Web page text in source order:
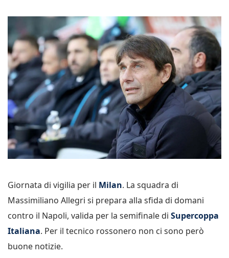
Giornata di vigilia per il Milan. La squadra di
Massimiliano Allegri si prepara alla sfida di domani
contro il Napoli, valida per la semifinale di Supercoppa
Italiana. Per il tecnico rossonero non ci sono però
buone notizie.